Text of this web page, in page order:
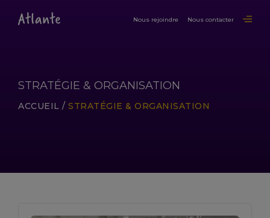
Nous rejoindre Nous contacter
STRATÉGIE & ORGANISATION
ACCUEIL / STRATÉGIE & ORGANISATION